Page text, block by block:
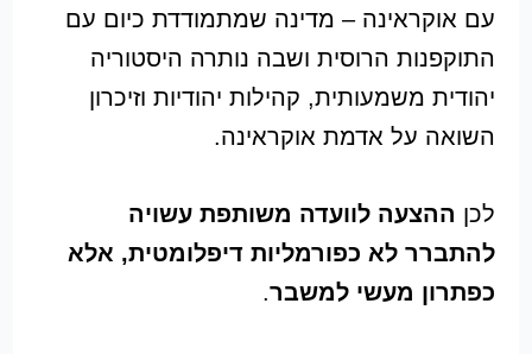
עם אוקראינה – מדינה שמתמודדת כיום עם
התוקפנות הרוסית ושבה נותרה היסטוריה
יהודית משמעותית, קהילות יהודיות וזיכרון
השואה על אדמת אוקראינה.
לכן ההצעה לוועדה משותפת עשויה
להתברר לא כפורמליות דיפלומטית, אלא
כפתרון מעשי למשבר.